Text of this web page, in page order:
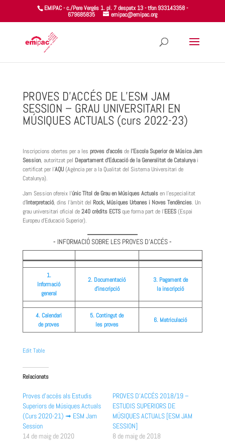
EMIPAC - c./Pere Vergés 1. pl. 7 despatx 13 - tfon 933143358 -
679685835
emipac@emipac.org
PROVES D’ACCÉS DE L’ESM JAM
SESSION – GRAU UNIVERSITARI EN
MÚSIQUES ACTUALS (curs 2022-23)
Inscripcions obertes per a les proves d’accésdel’Escola Superior de Música Jam
Session, autoritzat pel Departament d’Educació de la Generalitat de Catalunyai
certificat per l’AQU(Agència per a la Qualitat del Sistema Universitari de
Catalunya).
Jam Session ofereix l’únic Títol de Grau en Músiques Actualsen l’especialitat
d’Interpretació, dins l’àmbit del Rock, Músiques Urbanes i Noves Tendències. Un
grau universitari oficial de240 crèdits ECTSque forma part de l’EEES(Espai
Europeu d’Educació Superior).
⁃ INFORMACIÓ SOBRE LES PROVES D’ACCÉS ⁃
1.
Informació
general
2. Documentació
d’inscripció
3. Pagament de
la inscripció
4. Calendari
de proves
5. Contingut de
les proves
6. Matriculació
Edit Table
Relacionats
Proves d’accés als Estudis
Superiors de Músiques Actuals
(Curs 2020-21) ➟ ESM Jam
Session
14 de maig de 2020
PROVES D’ACCÉS 2018/19 –
ESTUDIS SUPERIORS DE
MÚSIQUES ACTUALS [ESM JAM
SESSION]
8 de maig de 2018